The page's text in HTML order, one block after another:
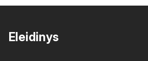
Eleidinys